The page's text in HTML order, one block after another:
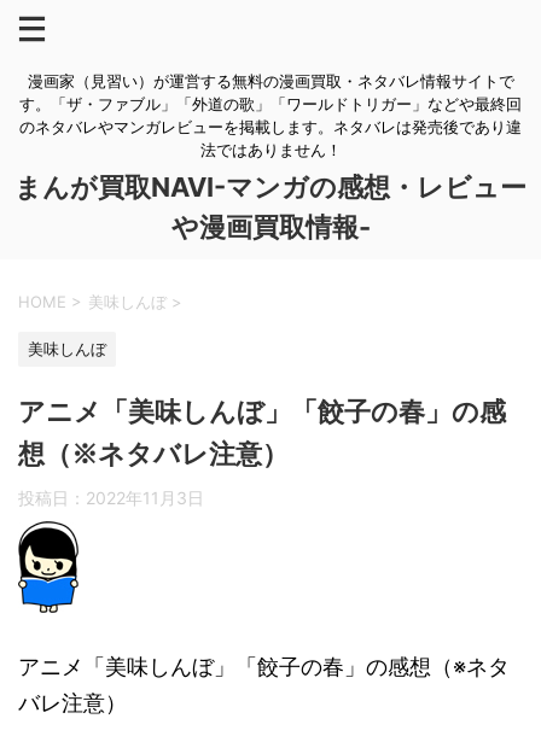
漫画家（見習い）が運営する無料の漫画買取・ネタバレ情報サイトで
す。「ザ・ファブル」「外道の歌」「ワールドトリガー」などや最終回
のネタバレやマンガレビューを掲載します。ネタバレは発売後であり違
法ではありません！
まんが買取NAVI-マンガの感想・レビュー
や漫画買取情報-
HOME > 美味しんぼ >
美味しんぼ
アニメ「美味しんぼ」「餃子の春」の感
想（※ネタバレ注意）
投稿日： 2022年11月3日
アニメ「美味しんぼ」「餃子の春」の感想（※ネタ
バレ注意）